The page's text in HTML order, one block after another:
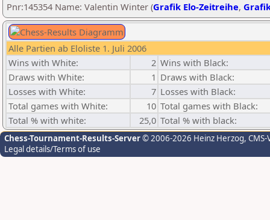
Pnr:145354 Name: Valentin Winter (Grafik Elo-Zeitreihe,
Alle Partien ab Eloliste 1. Juli 2006
Wins with White:
2 Wins with Black:
Draws with White:
1 Draws with Black:
Losses with White:
7 Losses with Black:
Total games with White:
10 Total games with Black:
Total % with white:
25,0 Total % with black:
Chess-Tournament-Results-Server© 2006-2026 Heinz Herzog,
Legal details/Terms of use